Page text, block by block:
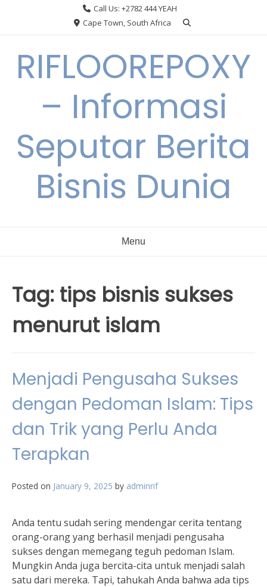
Call Us: +2782 444 YEAH
Cape Town, South Africa
RIFLOOREPOXY
– Informasi
Seputar Berita
Bisnis Dunia
Menu
Tag: tips bisnis sukses
menurut islam
Menjadi Pengusaha Sukses
dengan Pedoman Islam: Tips
dan Trik yang Perlu Anda
Terapkan
Posted on January 9, 2025 by adminrif
Anda tentu sudah sering mendengar cerita tentang
orang-orang yang berhasil menjadi pengusaha
sukses dengan memegang teguh pedoman Islam.
Mungkin Anda juga bercita-cita untuk menjadi salah
satu dari mereka. Tapi, tahukah Anda bahwa ada tips